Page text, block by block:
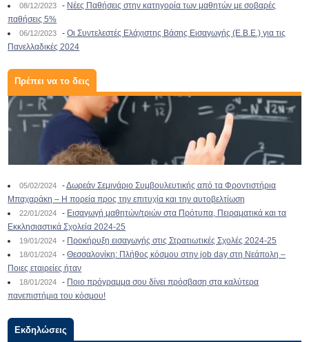
08/12/2023 - Νέες Παθήσεις στην κατηγορία των μαθητών με σοβαρές
παθήσεις 5%
06/12/2023 -Οι Συντελεστές Ελάχιστης Βάσης Εισαγωγής (Ε.Β.Ε.) για τις
Πανελλαδικές 2024
Πρέπει να το δεις
05/02/2024 -Δωρεάν Σεμινάριο Συμβουλευτικής από τα Φροντιστήρια
Μπαχαράκη – Η πορεία προς την επιτυχία και την αυτοβελτίωση
22/01/2024 - Εισαγωγή μαθητών/τριών στα Πρότυπα, Πειραματικά και τα
Εκκλησιαστικά Σχολεία 2024-25
19/01/2024 - Προκήρυξη εισαγωγής στις Στρατιωτικές Σχολές 2024-25
18/01/2024 -Θεσσαλονίκη: Πλήθος κόσμου στην job day στη Νεάπολη –
Ποιες εταιρείες ήταν
18/01/2024 - Ποιο πρόγραμμα σου δίνει πρόσβαση στα καλύτερα
πανεπιστήμια του κόσμου!
Εκδηλώσεις